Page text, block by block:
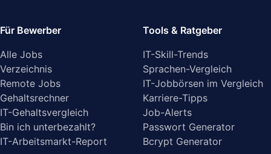
Für Bewerber
Alle Jobs
Verzeichnis
Remote Jobs
Gehaltsrechner
IT-Gehaltsvergleich
Bin ich unterbezahlt?
IT-Arbeitsmarkt-Report
Tools & Ratgeber
IT-Skill-Trends
Sprachen-Vergleich
IT-Jobbörsen im Vergleich
Karriere-Tipps
Job-Alerts
Passwort Generator
Bcrypt Generator